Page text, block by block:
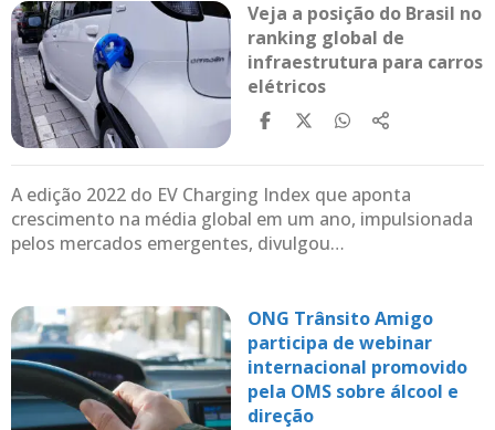
Veja a posição do Brasil no
ranking global de
infraestrutura para carros
elétricos
A edição 2022 do EV Charging Index que aponta
crescimento na média global em um ano, impulsionada
pelos mercados emergentes, divulgou…
ONG Trânsito Amigo
participa de webinar
internacional promovido
pela OMS sobre álcool e
direção